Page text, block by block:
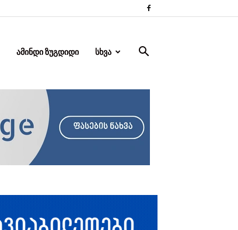
ᲐᲛᲘᲜᲓᲘ ᲖᲣᲒᲓᲘᲓᲘ ᲡᲮᲕᲐ